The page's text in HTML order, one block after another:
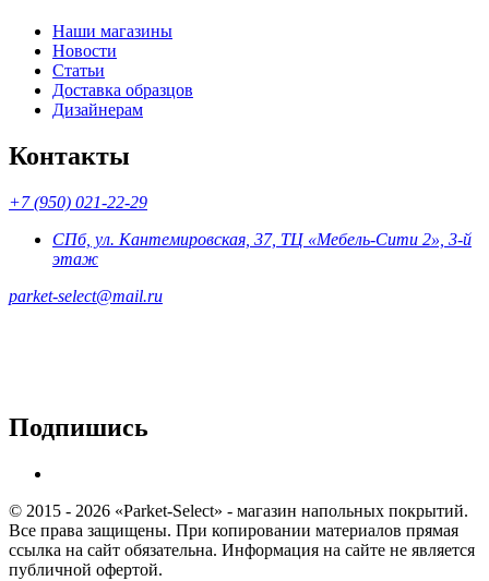
Наши магазины
Новости
Статьи
Доставка образцов
Дизайнерам
Контакты
+7 (950) 021-22-29
СПб, ул. Кантемировская, 37, ТЦ «Мебель-Сити 2», 3-й
этаж
parket-select@mail.ru
Подпишись
© 2015 - 2026 «Parket-Select» - магазин напольных покрытий.
Все права защищены. При копировании материалов прямая
ссылка на сайт обязательна. Информация на сайте не является
публичной офертой.